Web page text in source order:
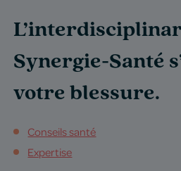
Synergie-Santé
votre blessure.
Conseils santé
Expertise